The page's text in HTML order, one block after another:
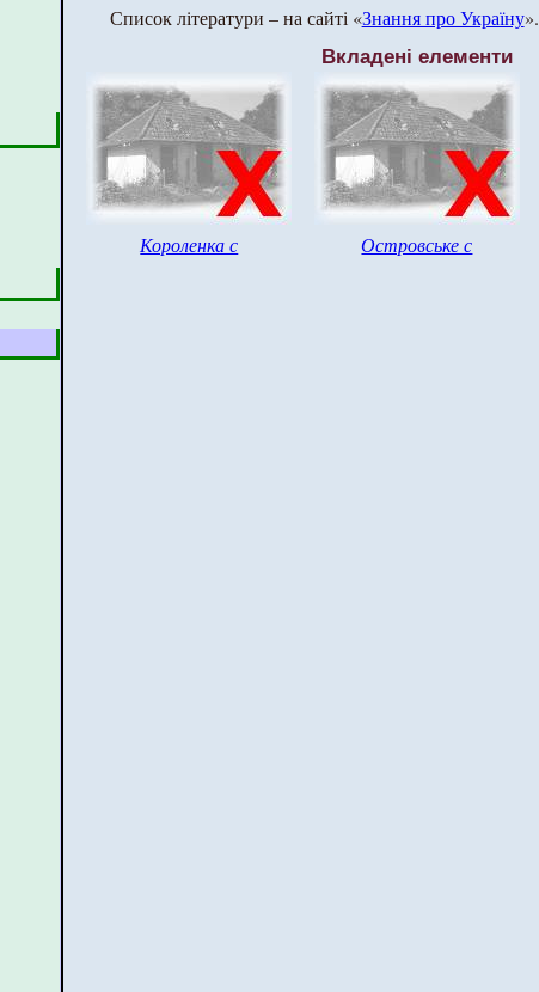
Список літератури – на сайті «Знання про Україну».
Вкладені елементи
Короленка с Островське с